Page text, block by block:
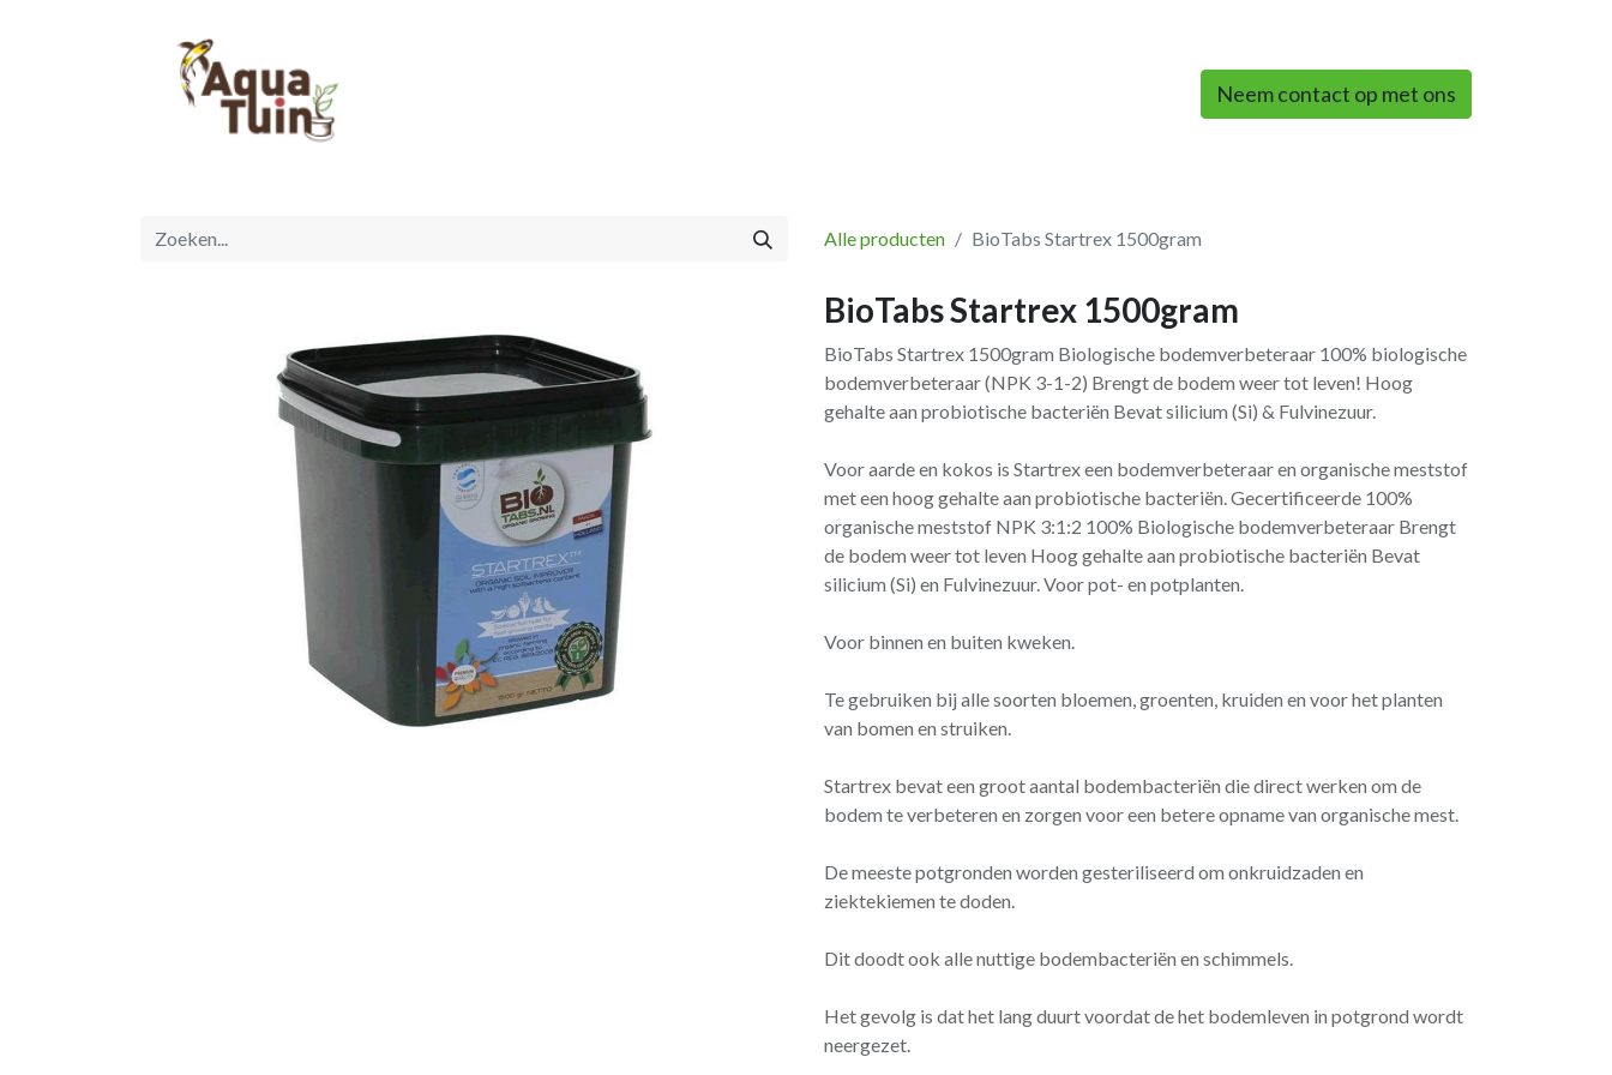
Neem contact op met ons
Alle producten BioTabs Startrex 1500gram
BioTabs Startrex 1500gram
BioTabs Startrex 1500gram Biologische bodemverbeteraar 100% biologische
bodemverbeteraar (NPK 3-1-2) Brengt de bodem weer tot leven! Hoog
gehalte aan probiotische bacteriën Bevat silicium (Si) & Fulvinezuur.
Voor aarde en kokos is Startrex een bodemverbeteraar en organische meststof
met een hoog gehalte aan probiotische bacteriën. Gecertificeerde 100%
organische meststof NPK 3:1:2 100% Biologische bodemverbeteraar Brengt
de bodem weer tot leven Hoog gehalte aan probiotische bacteriën Bevat
silicium (Si) en Fulvinezuur. Voor pot- en potplanten.
Voor binnen en buiten kweken.
Te gebruiken bij alle soorten bloemen, groenten, kruiden en voor het planten
van bomen en struiken.
Startrex bevat een groot aantal bodembacteriën die direct werken om de
bodem te verbeteren en zorgen voor een betere opname van organische mest.
De meeste potgronden worden gesteriliseerd om onkruidzaden en
ziektekiemen te doden.
Dit doodt ook alle nuttige bodembacteriën en schimmels.
Het gevolg is dat het lang duurt voordat de het bodemleven in potgrond wordt
neergezet.